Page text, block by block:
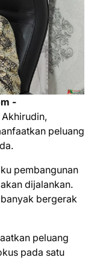
-
Akhirudin,
peluang
pembangunan
dijalankan.
bergerak
peluang
pada satu